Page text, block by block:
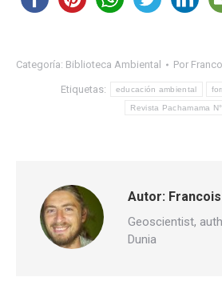
Categoría: Biblioteca Ambiental Por
Etiquetas: educación ambiental
Revista Pachamama
Autor:
Geoscientist,
Dunia